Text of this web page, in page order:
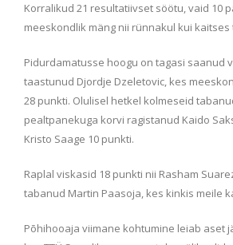
Korralikud 21 resultatiivset söötu, vaid 10
meeskondlik mäng nii rünnakul kui kaitses
Pidurdamatusse hoogu on tagasi saanud
taastunud Djordje Dzeletovic, kes
28 punkti. Olulisel hetkel kolmeseid
pealtpanekuga korvi ragistanud Kaido
Kristo Saage 10 punkti.
Raplal viskasid 18 punkti nii Rasham
tabanud Martin Paasoja, kes kinkis meile
Põhihooaja viimane kohtumine leiab aset